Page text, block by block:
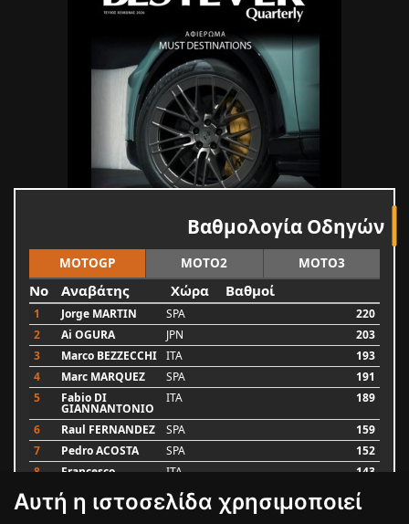
Αυτή η ιστοσελίδα χρησιμοποιεί
Βαθμολογία Οδηγών
MOTOGP MOTO2 MOTO3
No Αναβάτης Χώρα Βαθμοί
1 Jorge MARTIN SPA
220
2
Ai OGURA JPN
203
3
Marco BEZZECCHI ITA
193
4
Marc MARQUEZ SPA
191
5
Fabio DI
GIANNANTONIO
ITA 189
6 Raul FERNANDEZ SPA
159
7
Pedro ACOSTA SPA
152
8
Francesco ITA 143
9 Alex MARQUEZ SPA